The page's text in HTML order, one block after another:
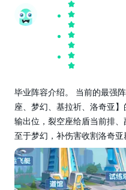
毕业阵容介绍。 当前的最强
座、梦幻、基拉祈、洛奇亚
输出位，裂空座给盾当前排
至于梦幻，补伤害收割洛奇亚